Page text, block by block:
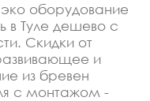
оборудование
в Туле дешево с
Скидки от
и
из бревен
с монтажом -